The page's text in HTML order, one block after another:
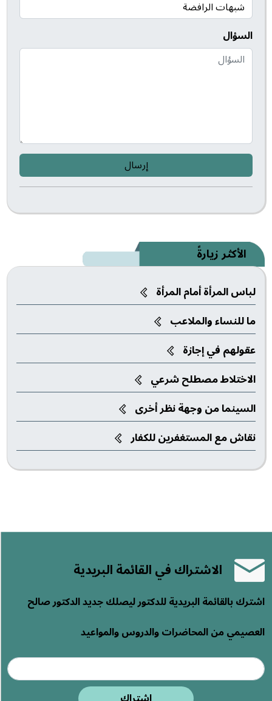
الأكثر زيارةً
لباس المرأة أمام المرأة
ما للنساء والملاعب‎
عقولهم في إجازة
الاختلاط مصطلح شرعي
السينما من وجهة نظر أخرى
نقاش مع المستغفرين للكفار
السؤال
إرسال
الاشتراك في القائمة البريدية
اشترك بالقائمة البريدية للدكتور ليصلك جديد الدكتور صالح
العصيمي من المحاضرات والدروس والمواعيد